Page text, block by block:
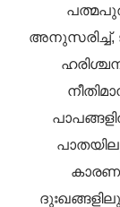
അനുസരിച്ച്,